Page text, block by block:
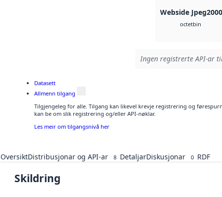
Webside Jpeg2000
octetbin
Ingen registrerte API-ar
Datasett
Allmenn tilgang
Tilgjengeleg for alle. Tilgang kan likevel krevje registrering og
kan be om slik registrering og/eller API-nøklar.
Les meir om tilgangsnivå her
OversiktDistribusjonar og API-ar 8 DetaljarDiskusjonar 0 RDF
Skildring